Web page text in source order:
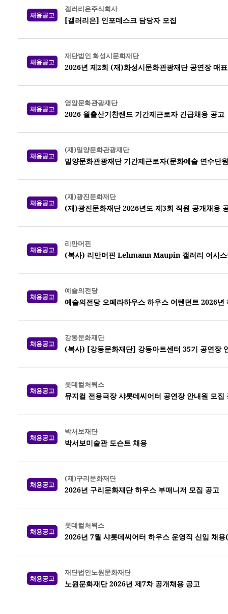
채용공고
갤러리은주식회사
[갤러리은] 인포데스크 담당자 모집
채용공고
재단법인 화성시문화재단
2026년 제2회 (재)화성시문화관광재단 공연장 매
채용공고
영암문화관광재단
2026 월출산기찬랜드 기간제근로자 긴급채용 공고
채용공고
(재)밀양문화관광재단
밀양문화관광재단 기간제근로자(문화예술 연수단
채용공고
(재)광진문화재단
(재)광진문화재단 2026년도 제3회 직원 공개채용
채용공고
리만머핀
(복사) 리만머핀 Lehmann Maupin 갤러리 어시스
채용공고
예술의전당
예술의전당 오페라하우스 하우스 어텐던트 2026
채용공고
강동문화재단
(복사) [강동문화재단] 강동아트센터 35기 공연장
채용공고
롯데컬처웍스
뮤지컬 전용극장 샤롯데씨어터 공연장 안내원 모
채용공고
박서보재단
박서보미술관 도슨트 채용
채용공고
(재)구리문화재단
2026년 구리문화재단 하우스 부매니저 모집 공고
채용공고
롯데컬처웍스
2026년 7월 샤롯데씨어터 하우스 운영직 신입 채
채용공고
재단법인노원문화재단
노원문화재단 2026년 제7차 공개채용 공고